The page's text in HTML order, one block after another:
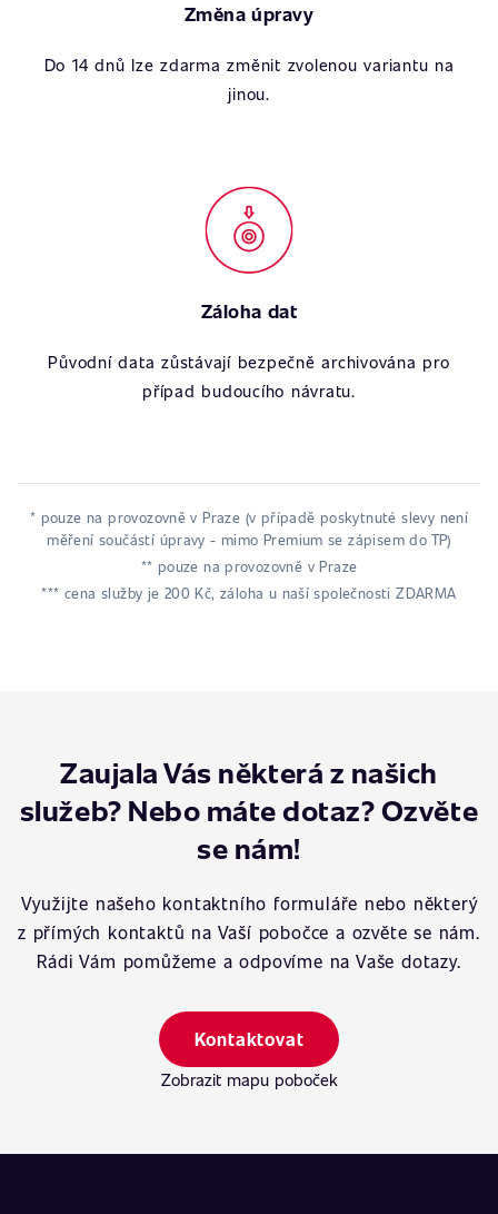
Změna úpravy
Do 14 dnů lze zdarma změnit zvolenou variantu na
jinou.
Záloha dat
Původní data zůstávají bezpečně archivována pro
případ budoucího návratu.
* pouze na provozovně v Praze (v případě poskytnuté slevy není
měření součástí úpravy - mimo Premium se zápisem do TP)
** pouze na provozovně v Praze
*** cena služby je 200 Kč, záloha u naší společnosti ZDARMA
Zaujala Vás některá z našich
služeb? Nebo máte dotaz? Ozvěte
se nám!
Využijte našeho kontaktního formuláře nebo některý
z přímých kontaktů na Vaší pobočce a ozvěte se nám.
Rádi Vám pomůžeme a odpovíme na Vaše dotazy.
Kontaktovat
Zobrazit mapu poboček